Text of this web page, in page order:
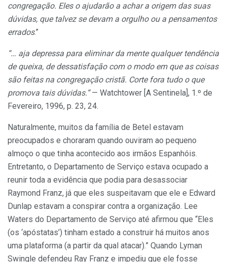
congregação. Eles o ajudarão a achar a origem das suas
dúvidas, que talvez se devam a orgulho ou a pensamentos
errados.”
“… aja depressa para eliminar da mente qualquer tendência
de queixa, de dessatisfação com o modo em que as coisas
são feitas na congregação cristã. Corte fora tudo o que
promova tais dúvidas.”— Watchtower [A Sentinela], 1.º de
Fevereiro, 1996, p. 23, 24.
Naturalmente, muitos da família de Betel estavam
preocupados e choraram quando ouviram ao pequeno
almoço o que tinha acontecido aos irmãos Espanhóis.
Entretanto, o Departamento de Serviço estava ocupado a
reunir toda a evidência que podia para desassociar
Raymond Franz, já que eles suspeitavam que ele e Edward
Dunlap estavam a conspirar contra a organização. Lee
Waters do Departamento de Serviço até afirmou que “Eles
(os ‘apóstatas’) tinham estado a construir há muitos anos
uma plataforma (a partir da qual atacar).” Quando Lyman
Swingle defendeu Ray Franz e impediu que ele fosse